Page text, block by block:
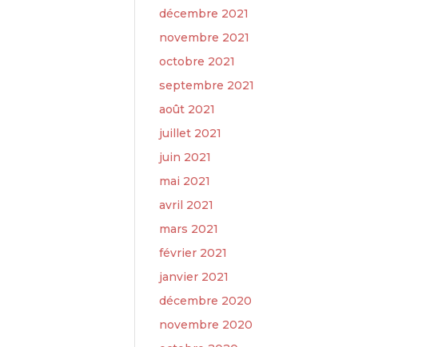
décembre 2021
novembre 2021
octobre 2021
septembre 2021
août 2021
juillet 2021
juin 2021
mai 2021
avril 2021
mars 2021
février 2021
janvier 2021
décembre 2020
novembre 2020